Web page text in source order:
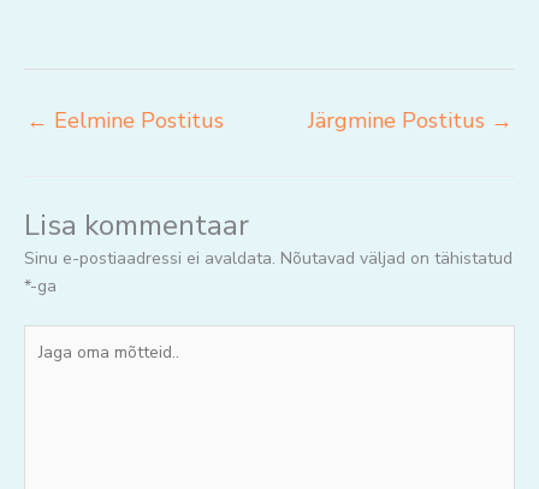
← Eelmine Postitus Järgmine Postitus →
Lisa kommentaar
Sinu e-postiaadressi ei avaldata. Nõutavad väljad on tähistatud
*-ga
oma